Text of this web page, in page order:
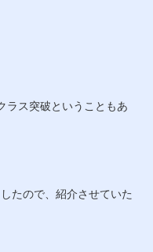
ラス突破ということもあ
たので、紹介させていた